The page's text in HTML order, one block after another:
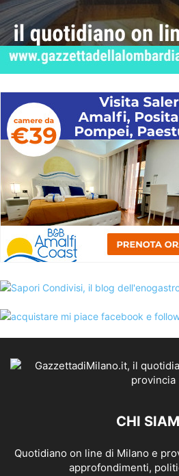
CHI
Quotidiano on line di Milano e
approfondimenti,